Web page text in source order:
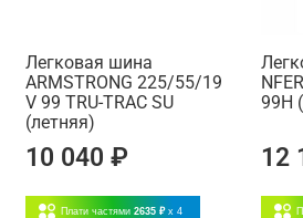
Легковая шина
ARMSTRONG 225/55/19
V 99 TRU-TRAC SU
(летняя)
10 040 ₽
Плати частями 2635 ₽ x 4
99H
12